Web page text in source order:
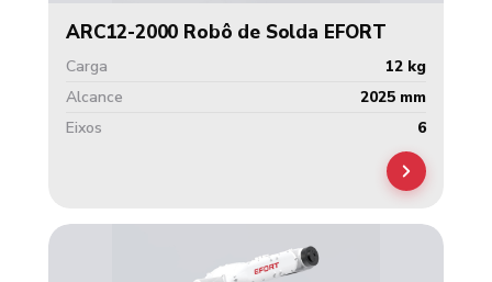
ARC12-2000 Robô de Solda EFORT
Carga
12 kg
Alcance
2025 mm
Eixos
6